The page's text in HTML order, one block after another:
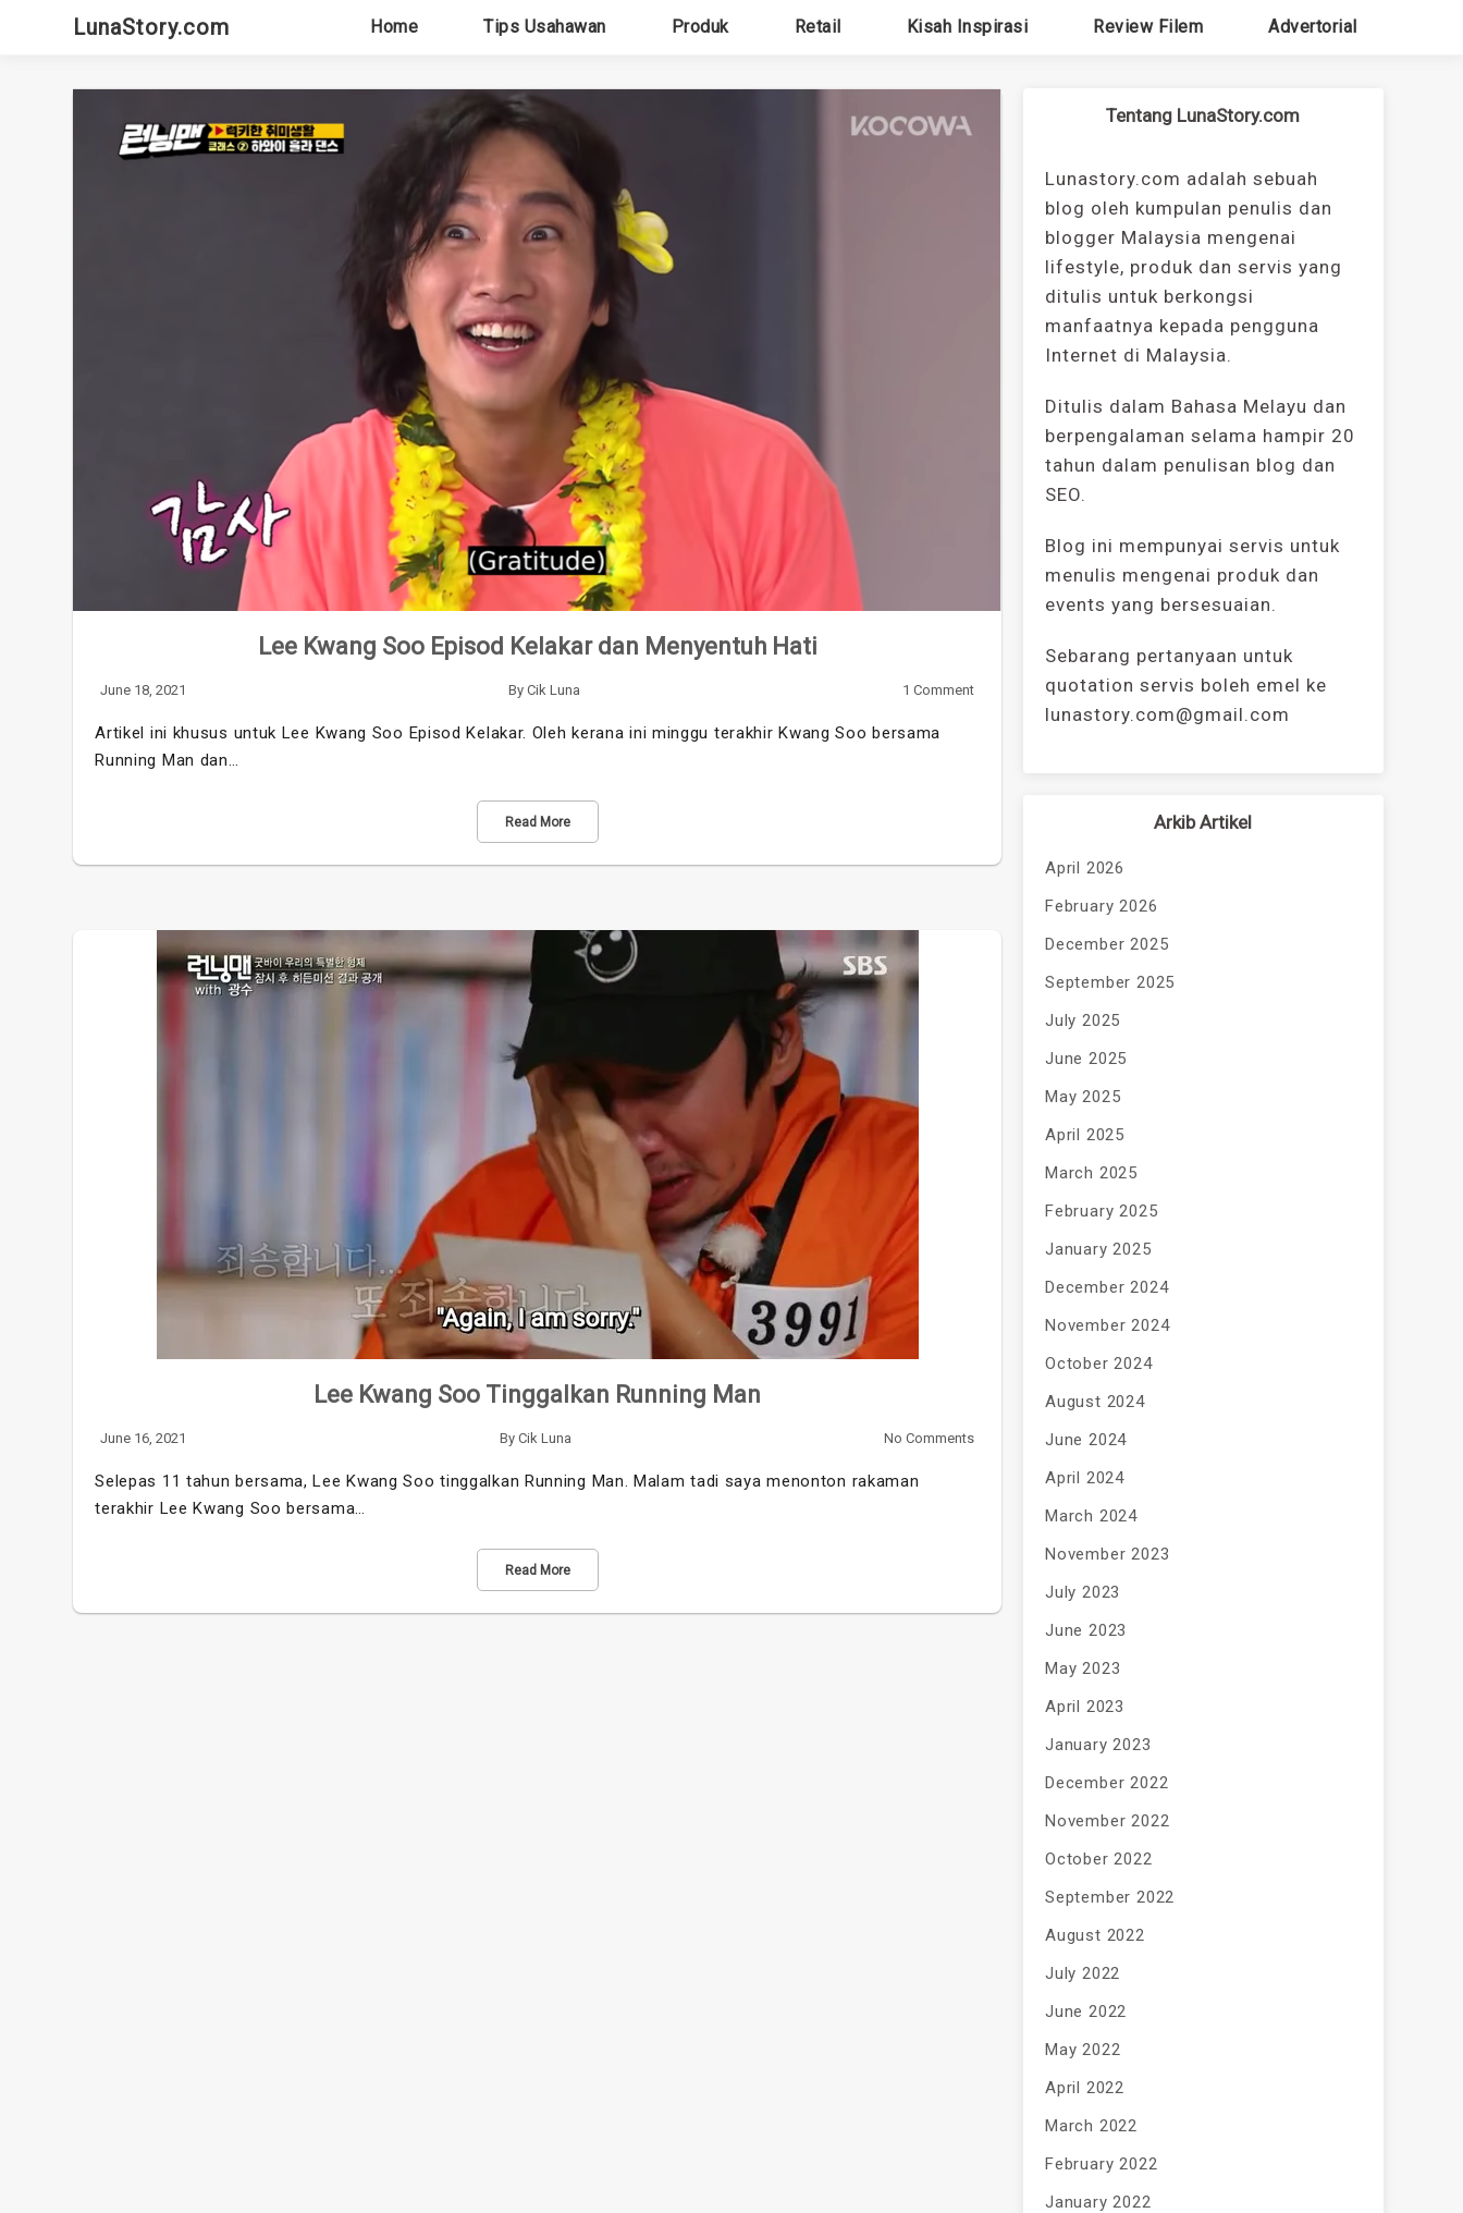
LunaStory.com Home Tips Usahawan Produk Retail Kisah Inspirasi Review Filem Advertorial
Lee Kwang Soo Episod Kelakar dan Menyentuh Hati
June 18, 2021 ByCik Luna 1 Comment
Artikel ini khusus untuk Lee Kwang Soo Episod Kelakar. Oleh kerana ini minggu terakhir Kwang Soo bersama
Running Man dan…
Read More
Lee Kwang Soo Tinggalkan Running Man
June 16, 2021 By Cik Luna No Comments
Selepas 11 tahun bersama, Lee Kwang Soo tinggalkan Running Man. Malam tadi saya menonton rakaman
terakhir Lee Kwang Soo bersama…
Read More
Tentang LunaStory.com
Lunastory.com adalah sebuah
blog oleh kumpulan penulis dan
blogger Malaysia mengenai
lifestyle, produk dan servis yang
ditulis untuk berkongsi
manfaatnya kepada pengguna
Internet di Malaysia.
Ditulis dalam Bahasa Melayu dan
berpengalaman selama hampir 20
tahun dalam penulisan blog dan
SEO.
Blog ini mempunyai servis untuk
menulis mengenai produk dan
events yang bersesuaian.
Sebarang pertanyaan untuk
quotation servis boleh emel ke
lunastory.com@gmail.com
Arkib Artikel
April 2026
February 2026
December 2025
September 2025
July 2025
June 2025
May 2025
April 2025
March 2025
February 2025
January 2025
December 2024
November 2024
October 2024
August 2024
June 2024
April 2024
March 2024
November 2023
July 2023
June 2023
May 2023
April 2023
January 2023
December 2022
November 2022
October 2022
September 2022
August 2022
July 2022
June 2022
May 2022
April 2022
March 2022
February 2022
January 2022